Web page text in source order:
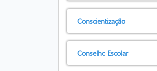
Conscientização
Conselho Escolar